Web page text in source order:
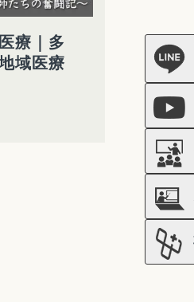
療｜多
域医療